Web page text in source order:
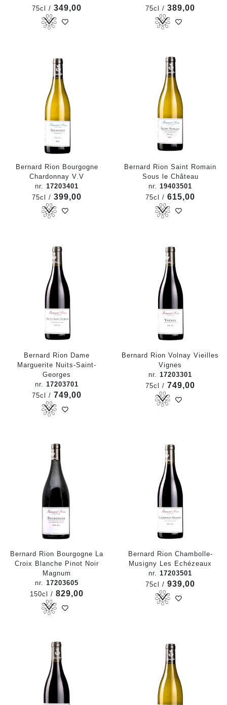
75cl / 349,00
75cl / 389,00
Bernard Rion Bourgogne
Chardonnay V.V
nr. 17203401
75cl / 399,00
Bernard Rion Saint Romain
Sous le Château
nr. 19403501
75cl / 615,00
Bernard Rion Dame
Marguerite Nuits-Saint-
Georges
nr. 17203701
75cl / 749,00
Bernard Rion Volnay Vieilles
Vignes
nr. 17203301
75cl / 749,00
Bernard Rion Bourgogne La
Croix Blanche Pinot Noir
Magnum
nr. 17203605
150cl / 829,00
Bernard Rion Chambolle-
Musigny Les Echézeaux
nr. 17203501
75cl / 939,00